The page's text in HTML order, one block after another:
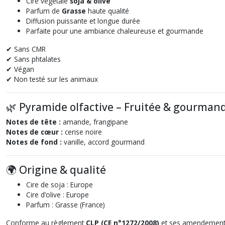
Parfum de Grasse haute qualité
Diffusion puissante et longue durée
Parfaite pour une ambiance chaleureuse et gourmande
✔ Sans CMR
✔ Sans phtalates
✔ Végan
✔ Non testé sur les animaux
🌿 Pyramide olfactive – Fruitée &
Notes de tête : amande, frangipane
Notes de cœur : cerise noire
Notes de fond : vanille, accord gourmand
🌍 Origine & qualité
Cire de soja : Europe
Cire d’olive : Europe
Parfum : Grasse (France)
Conforme au règlement CLP (CE n°1272/2008) et ses